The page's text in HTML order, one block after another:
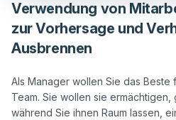
Verwendung von
zur Vorhersage und
Ausbrennen
Als Manager wollen Sie das Beste
Team. Sie wollen sie
während Sie ihnen Raum lassen,